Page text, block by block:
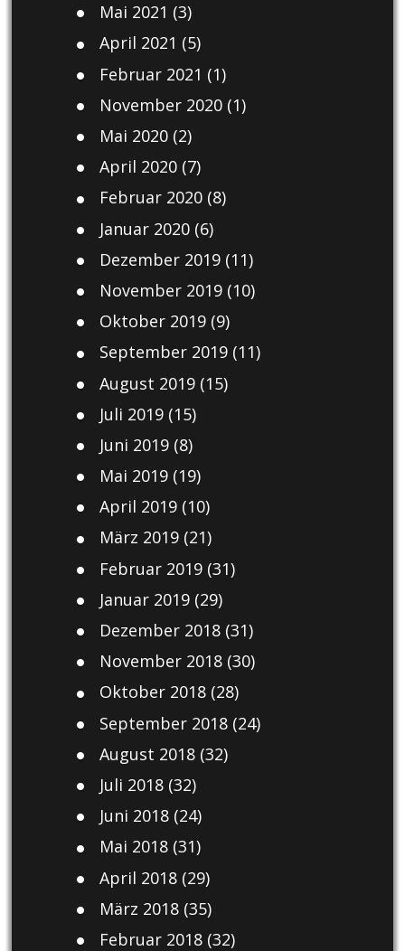
Mai 2021 (3)
April 2021 (5)
Februar 2021 (1)
November 2020(1)
Mai 2020(2)
April 2020(7)
Februar 2020(8)
Januar 2020(6)
Dezember 2019(11)
November 2019(10)
Oktober 2019(9)
September 2019(11)
August 2019(15)
Juli 2019(15)
Juni 2019(8)
Mai 2019(19)
April 2019(10)
März 2019(21)
Februar 2019(31)
Januar 2019(29)
Dezember 2018(31)
November 2018(30)
Oktober 2018(28)
September 2018(24)
August 2018(32)
Juli 2018(32)
Juni 2018(24)
Mai 2018(31)
April 2018(29)
März 2018(35)
Februar 2018(32)